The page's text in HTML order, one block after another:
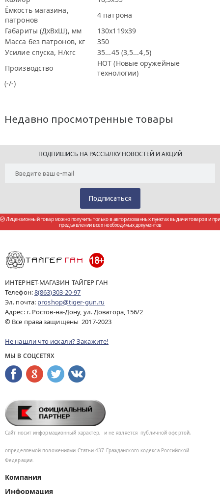
Ёмкость магазина,
патронов
4 патрона
Габариты (ДхВхШ), мм
130х119х39
Масса без патронов, кг
350
Усилие спуска, Н/кгс
35...45 (3,5...4,5)
Производство
НОТ (Новые оружейные
технологии)
(-/-)
Недавно просмотренные товары
ПОДПИШИСЬ НА РАССЫЛКУ НОВОСТЕЙ И АКЦИЙ
Лицензионный товар можно получить только в авторизованных пунктах выдачи товаров и при
предъявлении всех необходимых документов
ИНТЕРНЕТ-МАГАЗИН ТАЙГЕР ГАН
Телефон:8(863)303-20-97
Эл. почта: proshop@tiger-gun.ru
Адрес: г. Ростов-на-Дону, ул. Доватора, 156/2
© Все права защищены 2017-2023
Не нашли что искали? Закажите!
МЫ В СОЦСЕТЯХ
Сайт носит информационный характер, и не является публичной офертой,
определяемой положениями Статьи 437 Гражданского кодекса Российской
Федерации.
Компания
Информация